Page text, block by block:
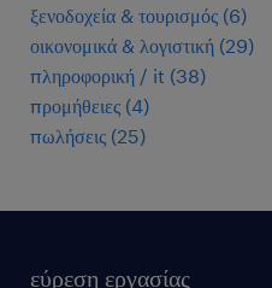
ξενοδοχεία & τουρισμός (6)
οικονομικά & λογιστική (29)
πληροφορική / it (38)
προμήθειες (4)
πωλήσεις (25)
εύρεση εργασίας